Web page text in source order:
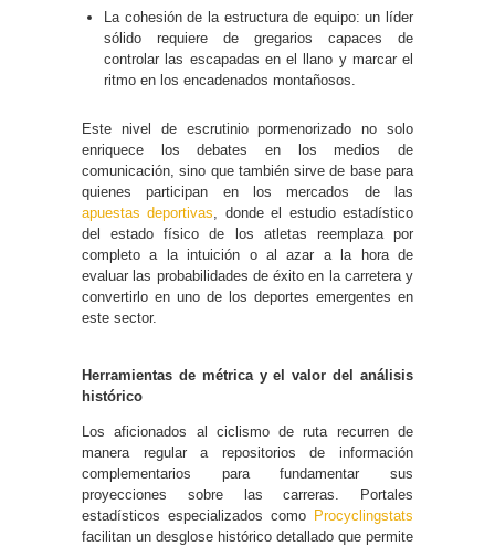
La cohesión de la estructura de equipo: un líder
sólido requiere de gregarios capaces de
controlar las escapadas en el llano y marcar el
ritmo en los encadenados montañosos.
Este nivel de escrutinio pormenorizado no solo
enriquece los debates en los medios de
comunicación, sino que también sirve de base para
quienes participan en los mercados de las
apuestas deportivas , donde el estudio estadístico
del estado físico de los atletas reemplaza por
completo a la intuición o al azar a la hora de
evaluar las probabilidades de éxito en la carretera y
convertirlo en uno de los deportes emergentes en
este sector.
Herramientas de métrica y el valor del análisis
histórico
Los aficionados al ciclismo de ruta recurren de
manera regular a repositorios de información
complementarios para fundamentar sus
proyecciones sobre las carreras. Portales
estadísticos especializados como Procyclingstats
facilitan un desglose histórico detallado que permite